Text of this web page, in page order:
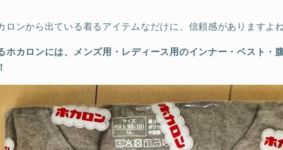
ロンから出ている着るアイテムなだけに、信頼感がありますよね
ホカロンには、メンズ用・レディース用のインナー・ベスト・